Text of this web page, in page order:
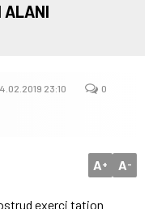
ALANI
23:10 0
A+ A-
exerci tation